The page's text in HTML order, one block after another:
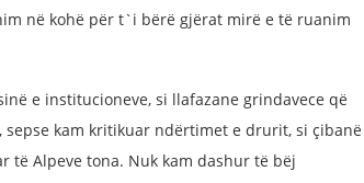
në kohë për t`i bërë gjërat mirë e të ruanim
e institucioneve, si llafazane grindavece që
sepse kam kritikuar ndërtimet e drurit, si çibanë
Alpeve tona. Nuk kam dashur të bëj